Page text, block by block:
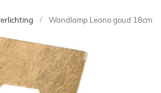
Wandlamp Leano goud 18cm